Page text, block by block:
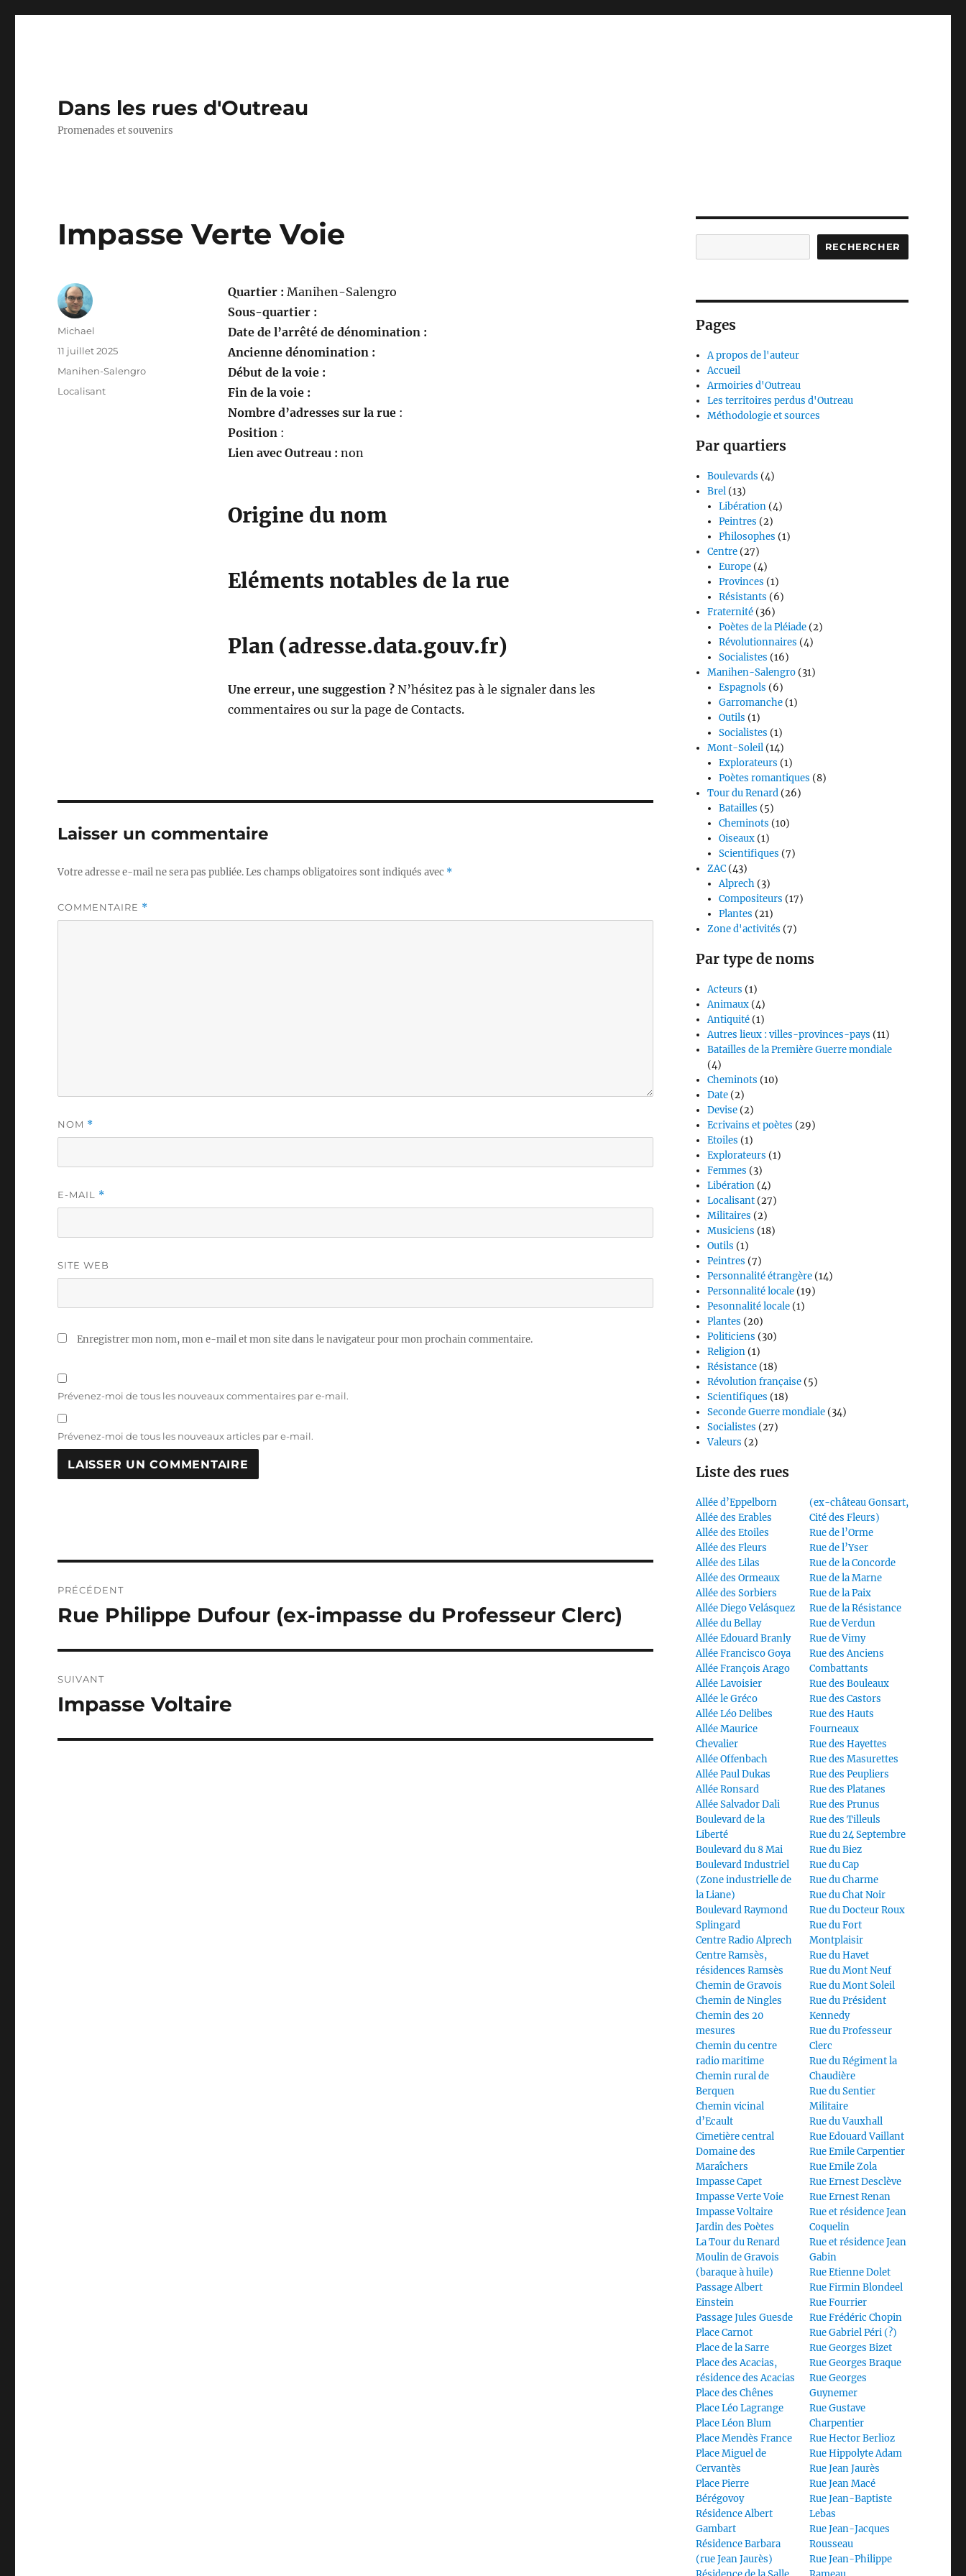
Dans les rues d'Outreau
Promenades et souvenirs
Impasse Verte Voie
Quartier : Manihen-Salengro
Sous-quartier :
Date de l’arrêté de dénomination :
Ancienne dénomination :
Début de la voie :
Fin de la voie :
Nombre d’adresses sur la rue:
Position:
Lien avec Outreau : non
Origine du nom
Eléments notables de la rue
Plan (adresse.data.gouv.fr)
Une erreur, une suggestion ?N’hésitez pas à le signaler dans les
commentaires ou sur la page de Contacts.
Auteur
Michael
Publié
11 juillet 2025
Catégories
Manihen-Salengro
Étiquettes
Localisant
Laisser un commentaire
Votre adresse e-mail ne sera pas publiée.Les champs obligatoires sont indiqués avec *
COMMENTAIRE *
NOM *
E-MAIL *
SITE WEB
Enregistrer mon nom, mon e-mail et mon site dans le navigateur pour mon prochain commentaire.
Prévenez-moi de tous les nouveaux commentaires par e-mail.
Prévenez-moi de tous les nouveaux articles par e-mail.
de
PRÉCÉDENT
Publication
Rue Philippe Dufour (ex-impasse du Professeur Clerc)
SUIVANT
Publication
Impasse Voltaire
RECHERCHER
Pages
A propos de l'auteur
Accueil
Armoiries d'Outreau
Les territoires perdus d'Outreau
Méthodologie et sources
Par quartiers
Boulevards (4)
Brel (13)
Libération (4)
Peintres (2)
Philosophes (1)
Centre (27)
Europe (4)
Provinces (1)
Résistants (6)
Fraternité (36)
Poètes de la Pléiade (2)
Révolutionnaires (4)
Socialistes (16)
Manihen-Salengro (31)
Espagnols (6)
Garromanche (1)
Outils (1)
Socialistes (1)
Mont-Soleil (14)
Explorateurs (1)
Poètes romantiques (8)
Tour du Renard (26)
Batailles (5)
Cheminots (10)
Oiseaux (1)
Scientifiques (7)
ZAC (43)
Alprech (3)
Compositeurs (17)
Plantes (21)
Zone d'activités (7)
Par type de noms
Acteurs (1)
Animaux (4)
Antiquité (1)
Autres lieux : villes-provinces-pays (11)
Batailles de la Première Guerre mondiale
(4)
Cheminots (10)
Date (2)
Devise (2)
Ecrivains et poètes (29)
Etoiles (1)
Explorateurs (1)
Femmes (3)
Libération (4)
Localisant (27)
Militaires (2)
Musiciens (18)
Outils (1)
Peintres (7)
Personnalité étrangère (14)
Personnalité locale (19)
Pesonnalité locale (1)
Plantes (20)
Politiciens (30)
Religion (1)
Résistance (18)
Révolution française (5)
Scientifiques (18)
Seconde Guerre mondiale (34)
Socialistes (27)
Valeurs (2)
Liste des rues
Allée d’Eppelborn
Allée des Erables
Allée des Etoiles
Allée des Fleurs
Allée des Lilas
Allée des Ormeaux
Allée des Sorbiers
Allée Diego Velásquez
Allée du Bellay
Allée Edouard Branly
Allée Francisco Goya
Allée François Arago
Allée Lavoisier
Allée le Gréco
Allée Léo Delibes
Allée Maurice
Chevalier
Allée Offenbach
Allée Paul Dukas
Allée Ronsard
Allée Salvador Dali
Boulevard de la
Liberté
Boulevard du 8 Mai
Boulevard Industriel
(Zone industrielle de
la Liane)
Boulevard Raymond
Splingard
Centre Radio Alprech
Centre Ramsès,
résidences Ramsès
Chemin de Gravois
Chemin de Ningles
Chemin des 20
mesures
Chemin du centre
radio maritime
Chemin rural de
Berquen
Chemin vicinal
d’Ecault
Cimetière central
Domaine des
Maraîchers
Impasse Capet
Impasse Verte Voie
Impasse Voltaire
Jardin des Poètes
La Tour du Renard
Moulin de Gravois
(baraque à huile)
Passage Albert
Einstein
Passage Jules Guesde
Place Carnot
Place de la Sarre
Place des Acacias,
résidence des Acacias
Place des Chênes
Place Léo Lagrange
Place Léon Blum
Place Mendès France
Place Miguel de
Cervantès
Place Pierre
Bérégovoy
Résidence Albert
Gambart
Résidence Barbara
(rue Jean Jaurès)
(ex-château Gonsart,
Cité des Fleurs)
Rue de l’Orme
Rue de l’Yser
Rue de la Concorde
Rue de la Marne
Rue de la Paix
Rue de la Résistance
Rue de Verdun
Rue de Vimy
Rue des Anciens
Combattants
Rue des Bouleaux
Rue des Castors
Rue des Hauts
Fourneaux
Rue des Hayettes
Rue des Masurettes
Rue des Peupliers
Rue des Platanes
Rue des Prunus
Rue des Tilleuls
Rue du 24 Septembre
Rue du Biez
Rue du Cap
Rue du Charme
Rue du Chat Noir
Rue du Docteur Roux
Rue du Fort
Montplaisir
Rue du Havet
Rue du Mont Neuf
Rue du Mont Soleil
Rue du Président
Kennedy
Rue du Professeur
Clerc
Rue du Régiment la
Chaudière
Rue du Sentier
Militaire
Rue du Vauxhall
Rue Edouard Vaillant
Rue Emile Carpentier
Rue Emile Zola
Rue Ernest Desclève
Rue Ernest Renan
Rue et résidence Jean
Coquelin
Rue et résidence Jean
Gabin
Rue Etienne Dolet
Rue Firmin Blondeel
Rue Fourrier
Rue Frédéric Chopin
Rue Gabriel Péri (?)
Rue Georges Bizet
Rue Georges Braque
Rue Georges
Guynemer
Rue Gustave
Charpentier
Rue Hector Berlioz
Rue Hippolyte Adam
Rue Jean Jaurès
Rue Jean Macé
Rue Jean-Baptiste
Lebas
Rue Jean-Jacques
Rousseau
Rue Jean-Philippe